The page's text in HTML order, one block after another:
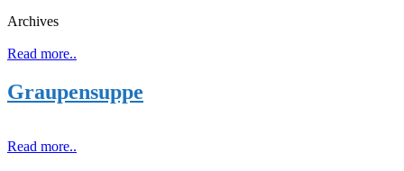
Archives
Read more..
Graupensuppe
Read more..